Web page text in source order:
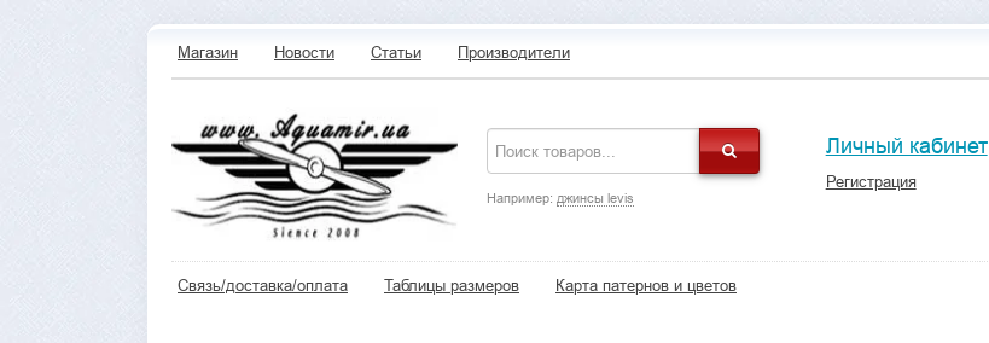
Магазин Новости Статьи Производители
Например: джинсы levis
Личный кабинет
Регистрация
Связь/доставка/оплата Таблицы размеров Карта патернов и цветов